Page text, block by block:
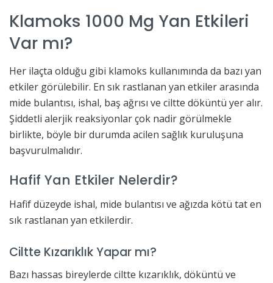
Klamoks 1000 Mg Yan Etkileri
Var mı?
Her ilaçta olduğu gibi klamoks kullanımında da bazı yan
etkiler görülebilir. En sık rastlanan yan etkiler arasında
mide bulantısı, ishal, baş ağrısı ve ciltte döküntü yer alır.
Şiddetli alerjik reaksiyonlar çok nadir görülmekle
birlikte, böyle bir durumda acilen sağlık kuruluşuna
başvurulmalıdır.
Hafif Yan Etkiler Nelerdir?
Hafif düzeyde ishal, mide bulantısı ve ağızda kötü tat en
sık rastlanan yan etkilerdir.
Ciltte Kızarıklık Yapar mı?
Bazı hassas bireylerde ciltte kızarıklık, döküntü ve